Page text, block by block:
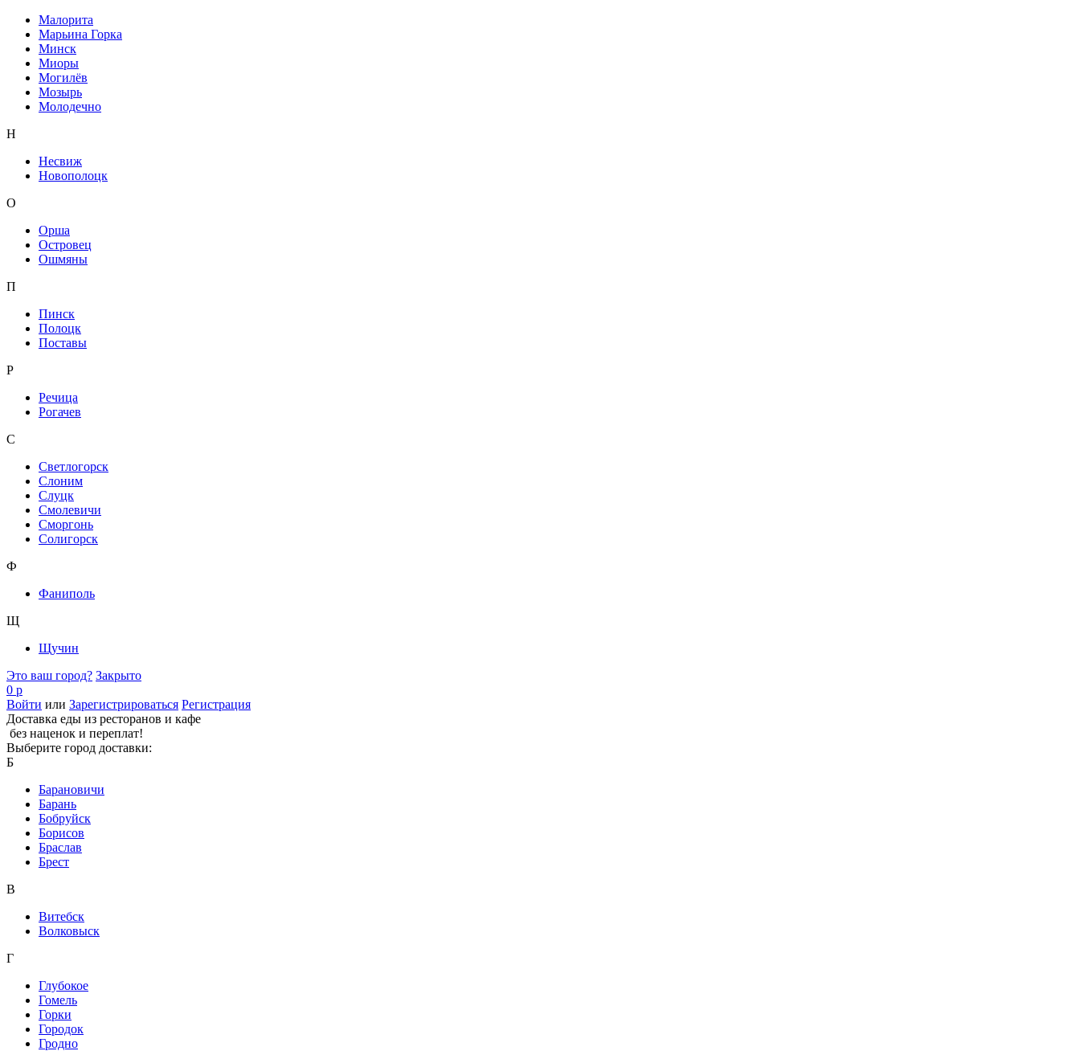
Малорита
Марьина Горка
Минск
Миоры
Могилёв
Мозырь
Молодечно
Н
Несвиж
Новополоцк
О
Орша
Островец
Ошмяны
П
Пинск
Полоцк
Поставы
Р
Речица
Рогачев
С
Светлогорск
Слоним
Слуцк
Смолевичи
Сморгонь
Солигорск
Ф
Фаниполь
Щ
Щучин
Это ваш город? Закрыто
0 р
Войти или Зарегистрироваться Регистрация
Доставка еды из ресторанов и кафе
без наценок и переплат!
Выберите город доставки:
Б
Барановичи
Барань
Бобруйск
Борисов
Браслав
Брест
В
Витебск
Волковыск
Г
Глубокое
Гомель
Горки
Городок
Гродно